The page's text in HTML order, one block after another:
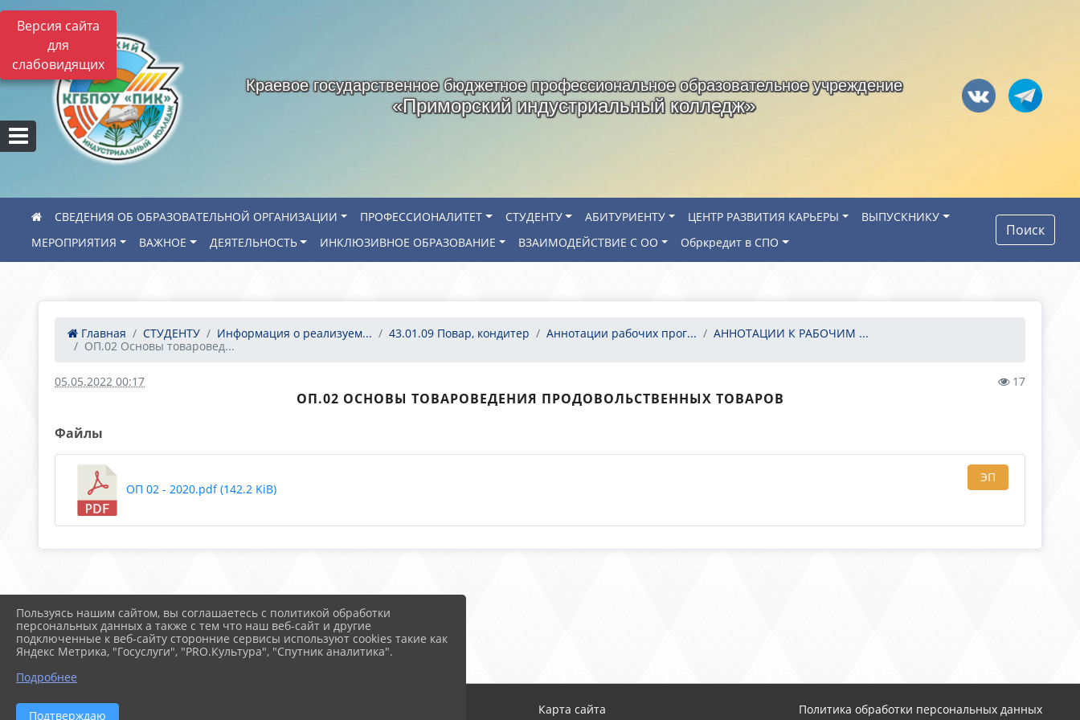
Версия сайта
для
слабовидящих
Краевое государственное бюджетное профессиональное образовательное учреждение
«Приморский индустриальный колледж»
СВЕДЕНИЯ ОБ ОБРАЗОВАТЕЛЬНОЙ ОРГАНИЗАЦИИ ПРОФЕССИОНАЛИТЕТ СТУДЕНТУ АБИТУРИЕНТУ ЦЕНТР РАЗВИТИЯ КАРЬЕРЫ
ВЫПУСКНИКУ
МЕРОПРИЯТИЯ
ВАЖНОЕ ДЕЯТЕЛЬНОСТЬ ИНКЛЮЗИВНОЕ ОБРАЗОВАНИЕ ВЗАИМОДЕЙСТВИЕ С ОО Обркредит в СПО
Поиск
Главная СТУДЕНТУ Информация о реализуем... 43.01.09 Повар, кондитер Аннотации рабочих прог...
АННОТАЦИИ К РАБОЧИМ ...
ОП.02 Основы товаровед...
05.05.2022 00:17 17
ОП.02 ОСНОВЫ ТОВАРОВЕДЕНИЯ ПРОДОВОЛЬСТВЕННЫХ ТОВАРОВ
Файлы
ОП 02 - 2020.pdf (142.2 KiB)
ЭП
2026 г. arspik.ru Карта сайта Политика обработки персональных данных
Пользуясь нашим сайтом, вы соглашаетесь с политикой обработки
персональных данных а также с тем что наш веб-сайт и другие
подключенные к веб-сайту сторонние сервисы используют cookies такие как
Яндекс Метрика, "Госуслуги", "PRO.Культура", "Спутник аналитика".
Подробнее
Подтверждаю